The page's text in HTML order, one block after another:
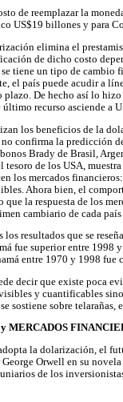
de reemplazar la
US$19 billones y para
elimina el
de dicho costo
tiene un tipo de cambio
el país puede acudir a
plazo. De hecho así lo
último recurso asciende a
los beneficios de la
confirma la predicción
Brady de Brasil,
tesoro de los USA,
los mercados
Ahora bien, el
la respuesta de los
cambiario de cada
los resultados que se
fue superior entre 1998
entre 1970 y 1998 fue
decir que existe poca
y cuantificables
sostiene sobre
MERCADOS
la dolarización, el
Orwell en su
de los